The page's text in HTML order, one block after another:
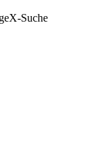
Suche